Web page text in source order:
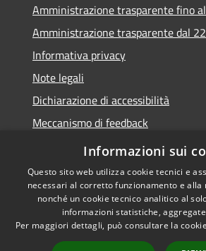
Amministrazione trasparente fino
Amministrazione trasparente dal
Informativa privacy
Note legali
Dichiarazione di accessibilità
Meccanismo di feedback
Whistleblowing
Accessibilità
Informazioni sui
Questo sito web utilizza cookie tecnici e
necessari al corretto funzionamento e alla
nonché un cookie tecnico analitico al
informazioni statistiche,
Per maggiori dettagli, può consultare la